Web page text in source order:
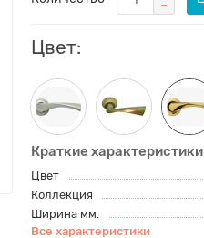
Цвет:
Краткие характеристики
Цвет
Коллекция
Ширина мм.
Все характеристики